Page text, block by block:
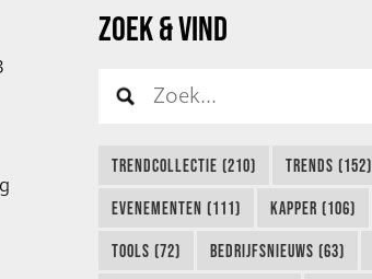
ZOEK & VIND
TRENDCOLLECTIE (210) TRENDS (152)
EVENEMENTEN (111) KAPPER (106)
TOOLS (72) BEDRIJFSNIEUWS (63)